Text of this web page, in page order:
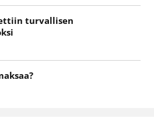
turvallisen